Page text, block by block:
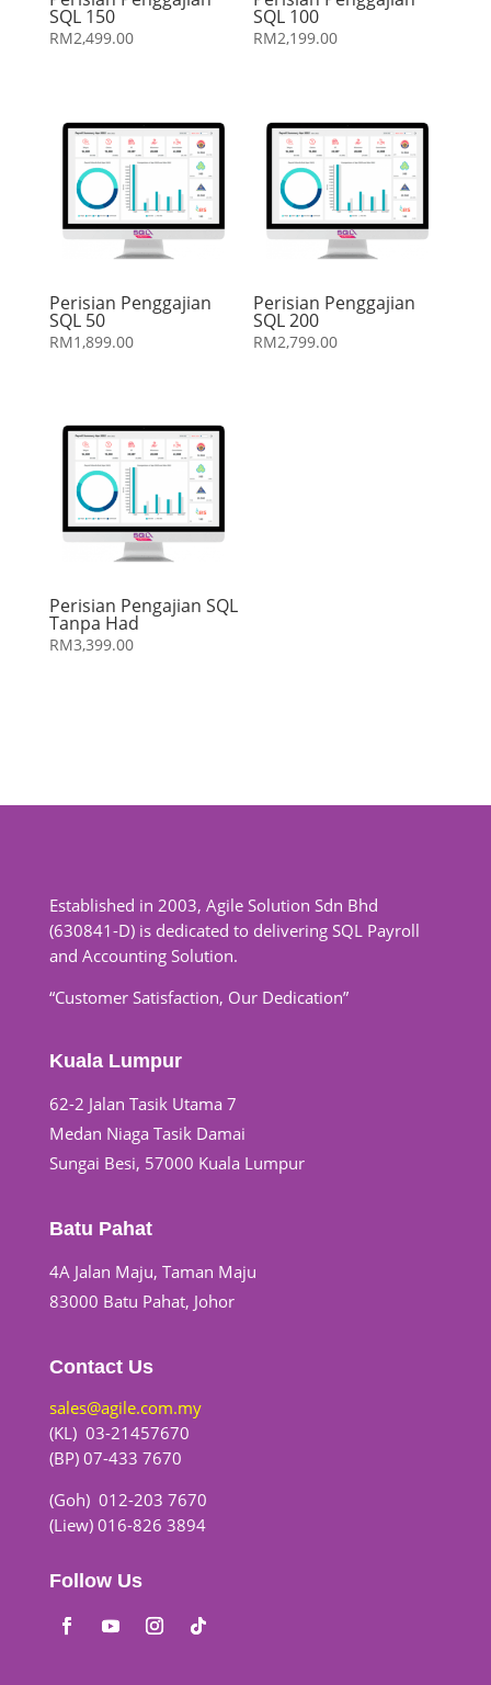
SQL 150
RM2,499.00
SQL 100
RM2,199.00
Perisian Penggajian
SQL 50
RM1,899.00
Perisian Penggajian
SQL 200
RM2,799.00
Perisian Pengajian SQL
Tanpa Had
RM3,399.00
Established in 2003, Agile Solution Sdn Bhd
(630841-D) is dedicated to delivering SQL Payroll
and Accounting Solution.
“Customer Satisfaction, Our Dedication”
Kuala Lumpur
62-2 Jalan Tasik Utama 7
Medan Niaga Tasik Damai
Sungai Besi, 57000 Kuala Lumpur
Batu Pahat
4A Jalan Maju, Taman Maju
83000 Batu Pahat, Johor
Contact Us
sales@agile.com.my
(KL) 03-21457670
(BP) 07-433 7670
(Goh) 012-203 7670
(Liew) 016-826 3894
Follow Us